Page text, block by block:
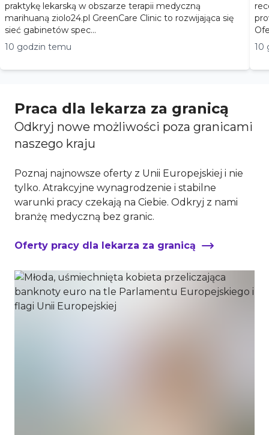
praktykę lekarską w obszarze terapii medyczną
marihuaną ziolo24.pl GreenCare Clinic to rozwijająca się
sieć gabinetów spec...
10 godzin temu
10
Praca dla lekarza za granicą
Odkryj nowe możliwości poza granicami
naszego kraju
Poznaj najnowsze oferty z Unii Europejskiej i nie
tylko. Atrakcyjne wynagrodzenie i stabilne
warunki pracy czekają na Ciebie. Odkryj z nami
branżę medyczną bez granic.
Oferty pracy dla lekarza za granicą